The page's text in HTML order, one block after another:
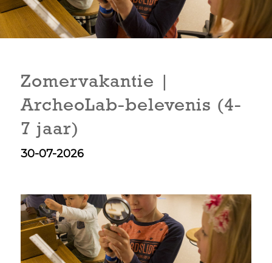
Zomervakantie |
ArcheoLab-belevenis (4-
7 jaar)
30-07-2026